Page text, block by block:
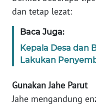
dan tetap lezat:
Baca Juga:
Kepala Desa dan
Lakukan
Gunakan Jahe Parut
Jahe mengandung
IKLAN
KAMI
MEDIA
SIBER